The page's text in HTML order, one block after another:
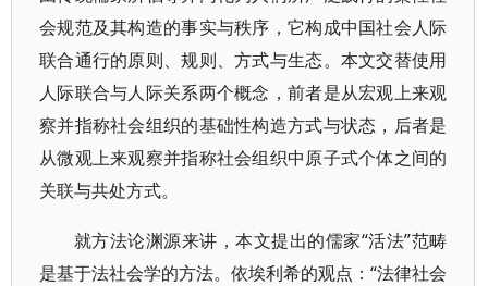
会规范及其构造的事实与秩序，它构成中国社会人际
联合通行的原则、规则、方式与生态。本文交替使用
人际联合与人际关系两个概念，前者是从宏观上来观
察并指称社会组织的基础性构造方式与状态，后者是
从微观上来观察并指称社会组织中原子式个体之间的
关联与共处方式。
就方法论渊源来讲，本文提出的儒家“活法”范畴
是基于法社会学的方法。依埃利希的观点：“法律社会